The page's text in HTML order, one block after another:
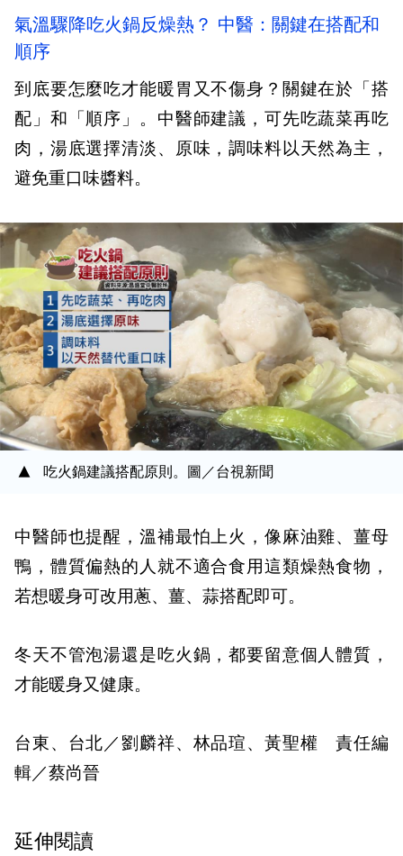
氣溫驟降吃火鍋反燥熱？ 中醫：關鍵在搭配和
順序
到底要怎麼吃才能暖胃又不傷身？關鍵在於「搭
配」和「順序」。中醫師建議，可先吃蔬菜再吃
肉，湯底選擇清淡、原味，調味料以天然為主，
避免重口味醬料。
吃火鍋建議搭配原則。圖／台視新聞
中醫師也提醒，溫補最怕上火，像麻油雞、薑母
鴨，體質偏熱的人就不適合食用這類燥熱食物，
若想暖身可改用蔥、薑、蒜搭配即可。
冬天不管泡湯還是吃火鍋，都要留意個人體質，
才能暖身又健康。
台東、台北／劉麟祥、林品瑄、黃聖權 責任編
輯／蔡尚晉
延伸閱讀